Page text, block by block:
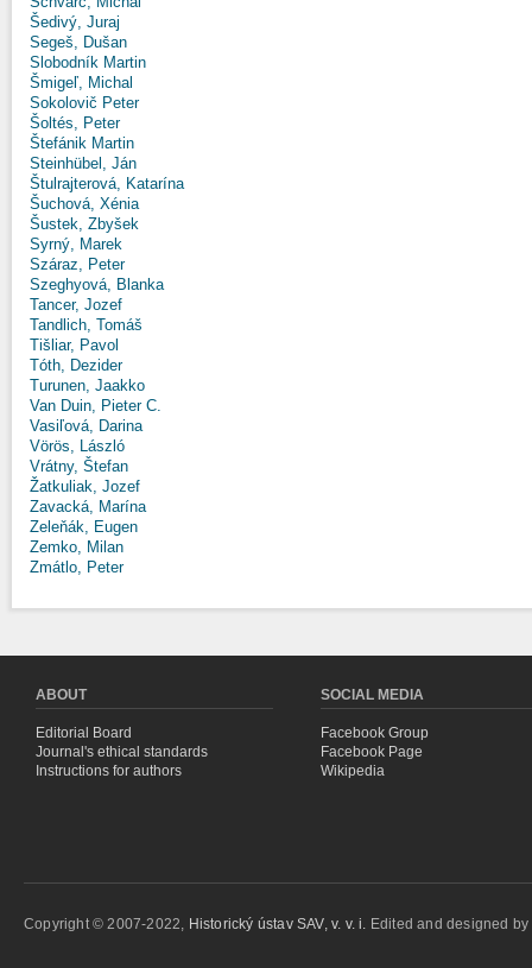
Šedivý, Juraj
Segeš, Dušan
Slobodník Martin
Šmigeľ, Michal
Sokolovič Peter
Šoltés, Peter
Štefánik Martin
Steinhübel, Ján
Štulrajterová, Katarína
Šuchová, Xénia
Šustek, Zbyšek
Syrný, Marek
Száraz, Peter
Szeghyová, Blanka
Tancer, Jozef
Tandlich, Tomáš
Tišliar, Pavol
Tóth, Dezider
Turunen, Jaakko
Van Duin, Pieter C.
Vasiľová, Darina
Vörös, László
Vrátny, Štefan
Žatkuliak, Jozef
Zavacká, Marína
Zeleňák, Eugen
Zemko, Milan
Zmátlo, Peter
ABOUT
Editorial Board
Journal's ethical standards
Instructions for authors
SOCIAL MEDIA
Facebook Group
Facebook Page
Wikipedia
Copyright © 2007-2022, Historický ústav SAV, v. v. i. Edited and designed by